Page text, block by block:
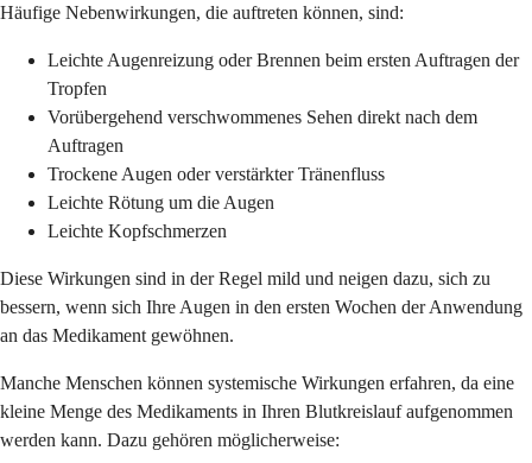
Häufige Nebenwirkungen, die auftreten können, sind:
Leichte Augenreizung oder Brennen beim ersten Auftragen der
Tropfen
Vorübergehend verschwommenes Sehen direkt nach dem
Auftragen
Trockene Augen oder verstärkter Tränenfluss
Leichte Rötung um die Augen
Leichte Kopfschmerzen
Diese Wirkungen sind in der Regel mild und neigen dazu, sich zu
bessern, wenn sich Ihre Augen in den ersten Wochen der Anwendung
an das Medikament gewöhnen.
Manche Menschen können systemische Wirkungen erfahren, da eine
kleine Menge des Medikaments in Ihren Blutkreislauf aufgenommen
werden kann. Dazu gehören möglicherweise: